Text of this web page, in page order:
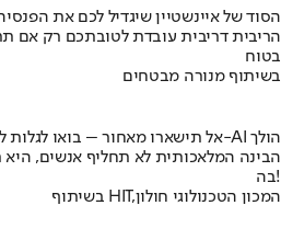
הסוד של איינשטיין שיגדיל לכם את
הריבית דריבית עובדת לטובתכם רק אם
בטוח
בשיתוף מנורה מבטחים
אל תישארו מאחור – בואו לגלות לאן ה-AI הולך
הבינה המלאכותית לא תחליף אנשים,
בה!
בשיתוף HIT,המכון הטכנולוגי חולון